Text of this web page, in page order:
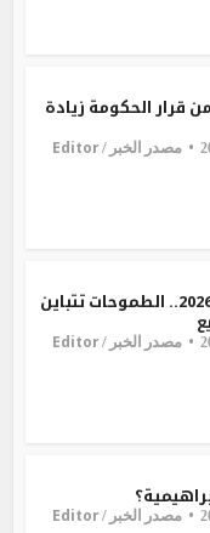
قرار الحكومة زيادة
مصدر الخبر /Editor
العرب في مونديال 2026.. الطموحات تتباين
مصدر الخبر /Editor
مصدر الخبر /Editor